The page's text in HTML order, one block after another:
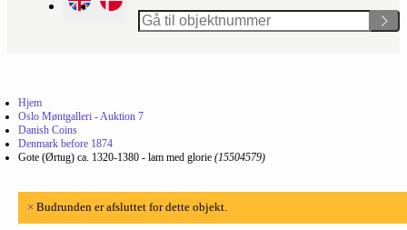
Hjem
Oslo Møntgalleri - Auktion 7
Danish Coins
Denmark before 1874
Gote (Ørtug) ca. 1320-1380 - lam med glorie (15504579)
× Budrunden er afsluttet for dette objekt.